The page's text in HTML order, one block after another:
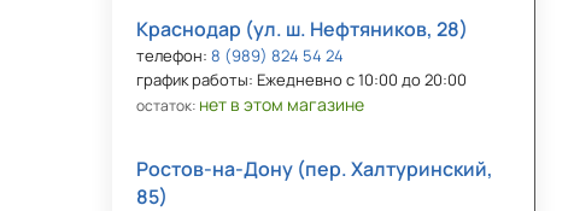
Краснодар (ул. ш. Нефтяников, 28)
телефон: 8 (989) 824 54 24
график работы: Ежедневно с 10:00 до 20:00
остаток: нет в этом магазине
Ростов-на-Дону (пер. Халтуринский,
85)